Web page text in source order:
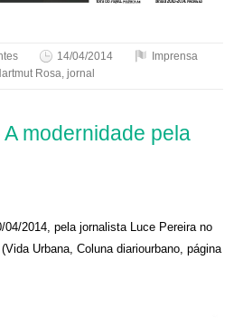
14/04/2014
Imprensa
Rosa,jornal
modernidade pela
04/2014, pela jornalista Luce Pereira no
(Vida Urbana, Coluna diariourbano, página